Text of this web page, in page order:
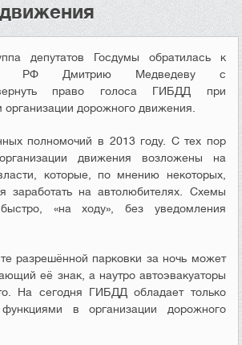
депутатов Госдумы обратилась к
РФ Дмитрию Медведеву с
право голоса ГИБДД при
организации дорожного движения.
полномочий в 2013 году. С тех пор
движения возложены на
которые, по мнению некоторых,
заработать на автолюбителях. Схемы
«на ходу», без уведомления
разрешённой парковки за ночь может
её знак, а наутро автоэвакуаторы
На сегодня ГИБДД обладает только
в организации дорожного